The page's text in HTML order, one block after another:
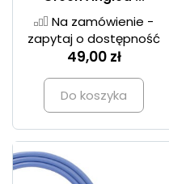
Na zamówienie -
zapytaj o dostępność
49,00 zł
Do koszyka